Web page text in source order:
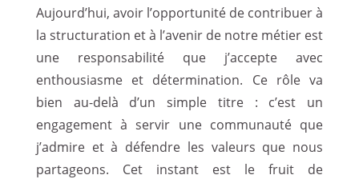
Aujourd’hui, avoir l’opportunité de contribuer à
la structuration et à l’avenir de notre métier est
une responsabilité que j’accepte avec
enthousiasme et détermination. Ce rôle va
bien au-delà d’un simple titre : c’est un
engagement à servir une communauté que
j’admire et à défendre les valeurs que nous
partageons. Cet instant est le fruit de